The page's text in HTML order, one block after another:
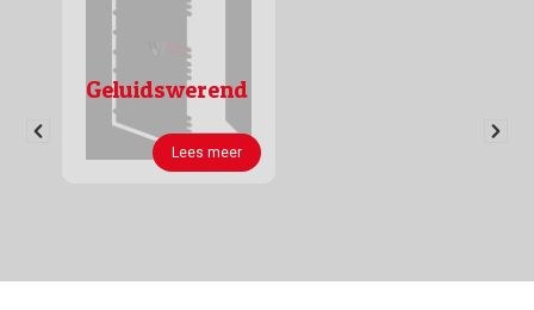
Geluidswerend
Lees meer